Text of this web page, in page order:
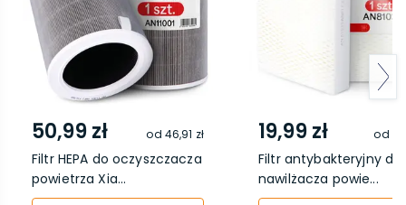
50,99 zł od 46,91 zł
Filtr HEPA do oczyszczacza
powietrza Xia...
19,99 zł od
Filtr antybakteryjny do
nawilżacza powie...